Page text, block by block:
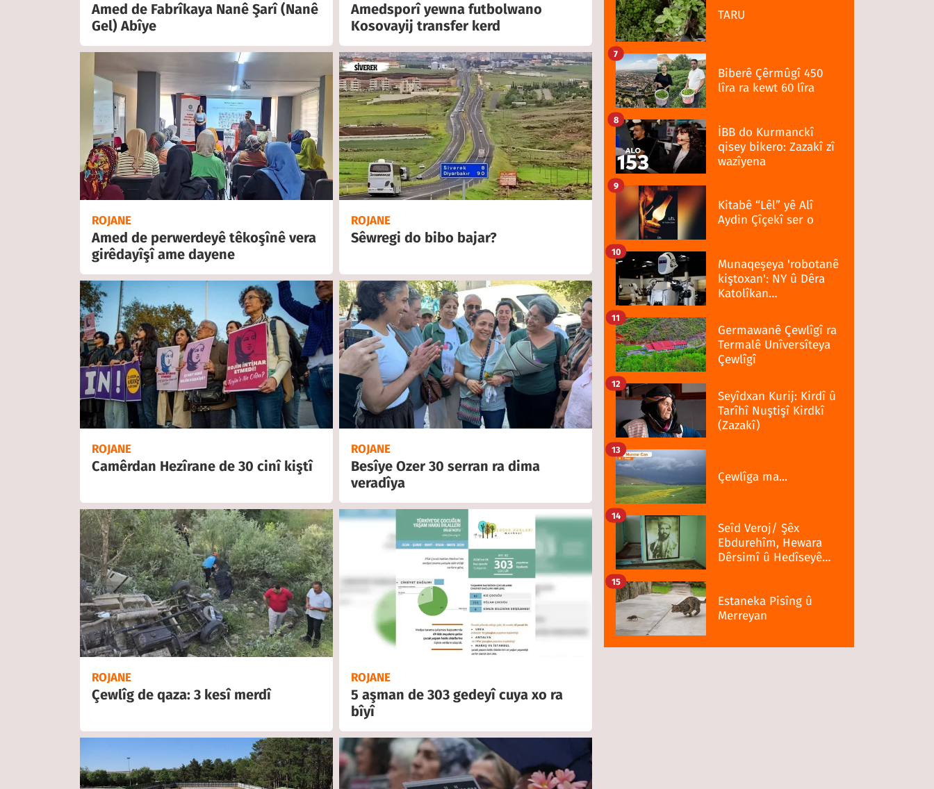
Amed de Fabrîkaya Nanê Şarî (Nanê
Gel) Abîye
Amedsporî yewna futbolwano
Kosovayij transfer kerd
ROJANE
Amed de perwerdeyê têkoşînê vera
girêdayîşî ame dayene
ROJANE
Sêwregi do bibo bajar?
ROJANE
Camêrdan Hezîrane de 30 cinî kiştî
ROJANE
Besîye Ozer 30 serran ra dima
veradîya
ROJANE
Çewlîg de qaza: 3 kesî merdî
ROJANE
5 aşman de 303 gedeyî cuya xo ra
bîyî
TARU
Biberê Çêrmûgî 450
lîra ra kewt 60 lîra
7
İBB do Kurmanckî
qisey bikero: Zazakî zî
wazîyena
8
Kitabê “Lêl” yê Alî
Aydin Çîçekî ser o
9
Munaqeşeya 'robotanê
kiştoxan': NY û Dêra
Katolîkan
10
Germawanê Çewlîgî ra
Termalê Unîversîteya
Çewlîgî
11
Seyîdxan Kurij: Kirdî û
Tarîhî Nuştişî Kirdkî
(Zazakî)
12
Çewlîga ma...
13
Seîd Veroj/ Şêx
Ebdurehîm, Hewara
Dêrsimî û Hedîseyê
14
Estaneka Pisîng û
Merreyan
15